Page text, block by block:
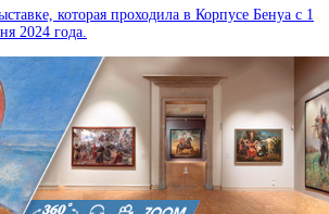
которая проходила в Корпусе Бенуа с 1
2024 года.